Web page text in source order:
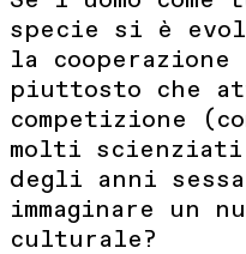
specie si è
la
piuttosto che
competizione
molti
degli anni
immaginare un
culturale?